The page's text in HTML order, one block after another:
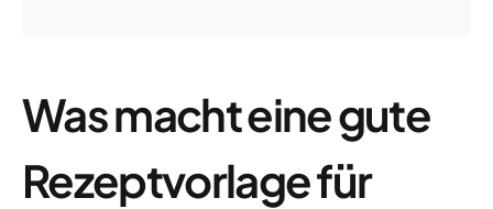
Was macht eine gute
Rezeptvorlage für